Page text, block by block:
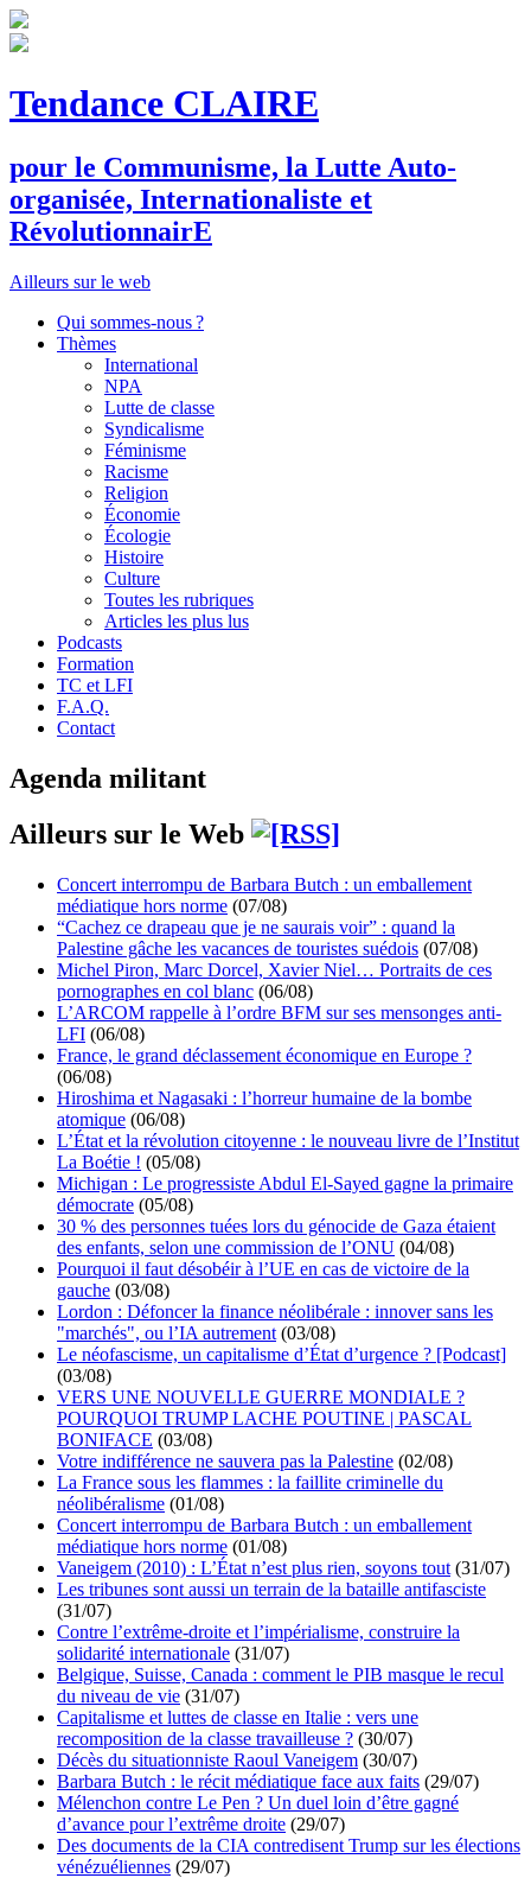
Tendance CLAIRE
pour le Communisme, la Lutte Auto-
organisée, Internationaliste et
RévolutionnairE
Ailleurs sur le web
Qui sommes-nous ?
Thèmes
International
NPA
Lutte de classe
Syndicalisme
Féminisme
Racisme
Religion
Économie
Écologie
Histoire
Culture
Toutes les rubriques
Articles les plus lus
Podcasts
Formation
TC et LFI
F.A.Q.
Contact
Agenda militant
Ailleurs sur le Web
Concert interrompu de Barbara Butch : un emballement
médiatique hors norme (07/08)
“Cachez ce drapeau que je ne saurais voir” : quand la
Palestine gâche les vacances de touristes suédois (07/08)
Michel Piron, Marc Dorcel, Xavier Niel… Portraits de ces
pornographes en col blanc (06/08)
L’ARCOM rappelle à l’ordre BFM sur ses mensonges anti-
LFI (06/08)
France, le grand déclassement économique en Europe ?
(06/08)
Hiroshima et Nagasaki : l’horreur humaine de la bombe
atomique (06/08)
L’État et la révolution citoyenne : le nouveau livre de l’Institut
La Boétie ! (05/08)
Michigan : Le progressiste Abdul El-Sayed gagne la primaire
démocrate (05/08)
30 % des personnes tuées lors du génocide de Gaza étaient
des enfants, selon une commission de l’ONU (04/08)
Pourquoi il faut désobéir à l’UE en cas de victoire de la
gauche (03/08)
Lordon : Défoncer la finance néolibérale : innover sans les
"marchés", ou l’IA autrement (03/08)
Le néofascisme, un capitalisme d’État d’urgence ? [Podcast]
(03/08)
VERS UNE NOUVELLE GUERRE MONDIALE ?
POURQUOI TRUMP LACHE POUTINE | PASCAL
BONIFACE (03/08)
Votre indifférence ne sauvera pas la Palestine (02/08)
La France sous les flammes : la faillite criminelle du
néolibéralisme (01/08)
Concert interrompu de Barbara Butch : un emballement
médiatique hors norme (01/08)
Vaneigem (2010) : L’État n’est plus rien, soyons tout (31/07)
Les tribunes sont aussi un terrain de la bataille antifasciste
(31/07)
Contre l’extrême-droite et l’impérialisme, construire la
solidarité internationale (31/07)
Belgique, Suisse, Canada : comment le PIB masque le recul
du niveau de vie (31/07)
Capitalisme et luttes de classe en Italie : vers une
recomposition de la classe travailleuse ? (30/07)
Décès du situationniste Raoul Vaneigem (30/07)
Barbara Butch : le récit médiatique face aux faits (29/07)
Mélenchon contre Le Pen ? Un duel loin d’être gagné
d’avance pour l’extrême droite (29/07)
Des documents de la CIA contredisent Trump sur les élections
vénézuéliennes (29/07)